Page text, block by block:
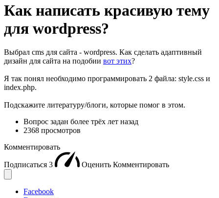
Как написать красивую тему
для wordpress?
Выбрал cms для сайта - wordpress. Как сделать адаптивный
дизайн для сайта на подобии вот этих?
Я так понял необходимо программировать 2 файла: style.css и
index.php.
Подскажите литературу/блоги, которые помог в этом.
Вопрос задан более трёх лет назад
2368 просмотров
Комментировать
Подписаться 3 Оценить Комментировать
Facebook